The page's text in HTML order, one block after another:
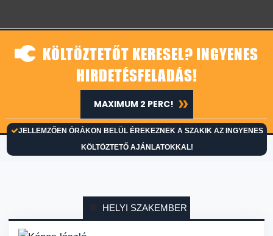
KÖLTÖZTETŐT KERESEL? INGYENES
HIRDETÉSFELADÁS!
JELLEMZŐEN ÓRÁKON BELÜL ÉREKEZNEK A SZAKIK AZ INGYENES
KÖLTÖZTETŐ AJÁNLATOKKAL!
MAXIMUM 2 PERC!
HELYI SZAKEMBER